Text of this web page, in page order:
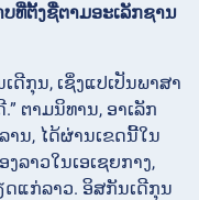
ທີ່ຕັ້ງຊື່ຕາມອະເລັກຊານ
ດີກຸນ, ເຊິ່ງແປເປັນພາສາ
ຕາມນິທານ, ອາເລັກ
ານ, ໄດ້ຜ່ານເຂດນີ້ໃນ
ລາວໃນເອເຊຍກາງ,
ດແກ່ລາວ. ອິສກັນເດີກຸນ